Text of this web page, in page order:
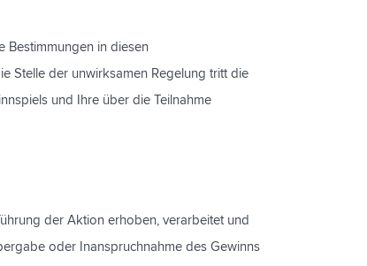
Bestimmungen in diesen
Stelle der unwirksamen Regelung tritt die
und Ihre über die Teilnahme
der Aktion erhoben, verarbeitet und
oder Inanspruchnahme des Gewinns